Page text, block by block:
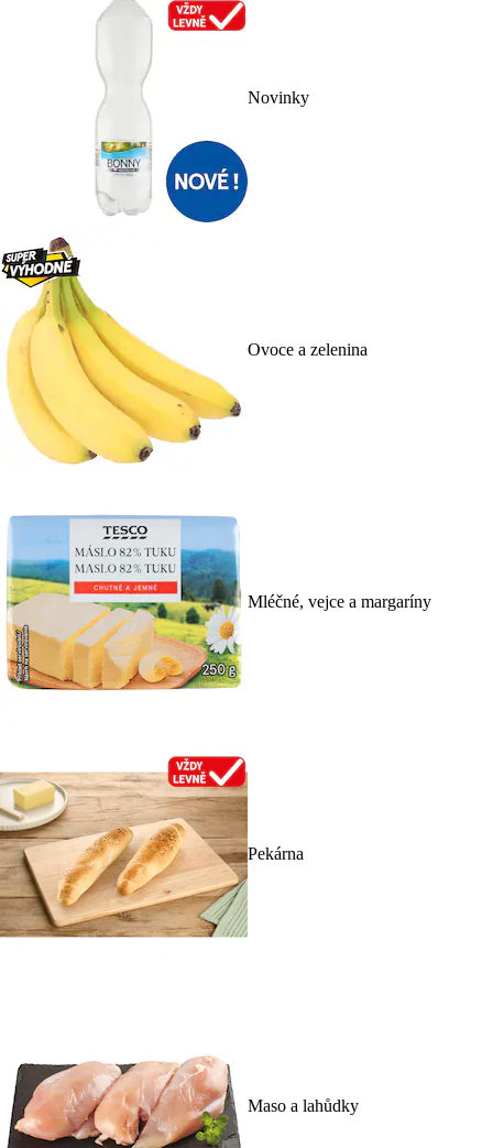
Novinky
Ovoce a zelenina
Mléčné, vejce a margaríny
Pekárna
Maso a lahůdky